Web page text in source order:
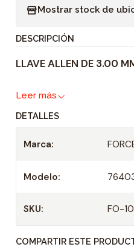
i
d
d
Mostrar stock de
DESCRIPCIÓN
LLAVE ALLEN DE 3.00
Leer más
DETALLES
Marca:
Modelo:
SKU: FO-
COMPARTIR ESTE